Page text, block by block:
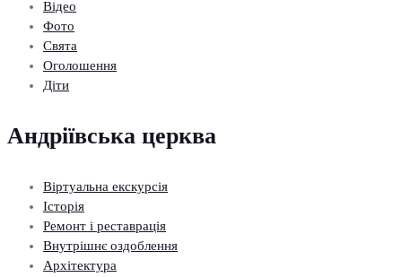
Відео
Фото
Свята
Оголошення
Діти
Андріївська церква
Віртуальна екскурсія
Історія
Ремонт і реставрація
Внутрішнє оздоблення
Архітектура